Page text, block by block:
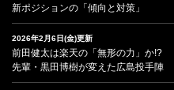
新ポジションの「傾向と対策」
2026年2月6日(金)更新
前田健太は楽天の「無形の力」か!?
先輩・黒田博樹が変えた広島投手陣